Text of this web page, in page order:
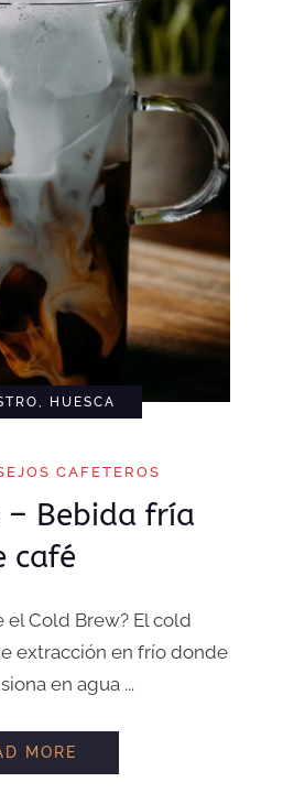
HUESCA
CAFETEROS
– Bebida fría
café
el Cold Brew? El cold
extracción en frío donde
en agua ...
MORE